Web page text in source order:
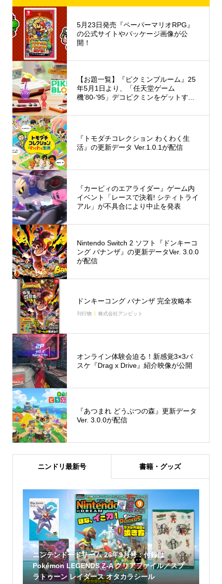
5月23日発売『ペーパーマリオRPG』
の公式サイトやパッケージ画像が公
開！
【お題一覧】『ピクミンブルーム』25
年5月1日より、「任天堂ゲーム
機’80-‘95」デコピクミンをゲットす...
『トモダチコレクション わくわく生
活』の更新データ Ver.1.0.1が配信
『カービィのエアライダー』ゲーム内
イベント「レースで決着! シティトライ
アル」が不具合により中止を発表
Nintendo Switch 2 ソフト『ドンキーコ
ング バナンザ』の更新データVer. 3.0.0
が配信
ドンキーコング バナンザ 完全攻略本
刊行物 株式会社アンビット
オンライン体験会迫る！新感覚3×3バ
スケ『Drag x Drive』紹介映像が公開
『あつまれ どうぶつの森』更新データ
Ver. 3.0.0が配信
ニンドリ最新号 書籍・グッズ
ニンテンドードリーム 26年9月号：付録は
Pokémon LEGENDS Z-A クリアファイル／スプ
ラトゥーン レイダース オタカラシール